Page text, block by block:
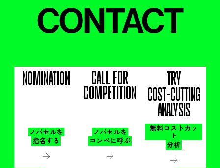
CONTACT
NOMINATION
ノバセルを
指名する
CALL FOR
COMPETITION
ノバセルを
コンペに呼ぶ
TRY
COST-CUTTING
ANALYSIS
無料コストカッ
ト
分析